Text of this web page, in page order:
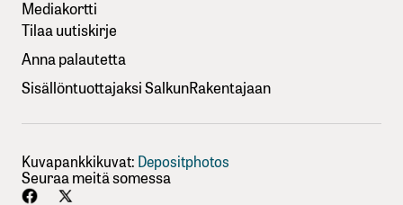
Mediakortti
Tilaa uutiskirje
Anna palautetta
Sisällöntuottajaksi SalkunRakentajaan
Kuvapankkikuvat: Depositphotos
Seuraa meitä somessa